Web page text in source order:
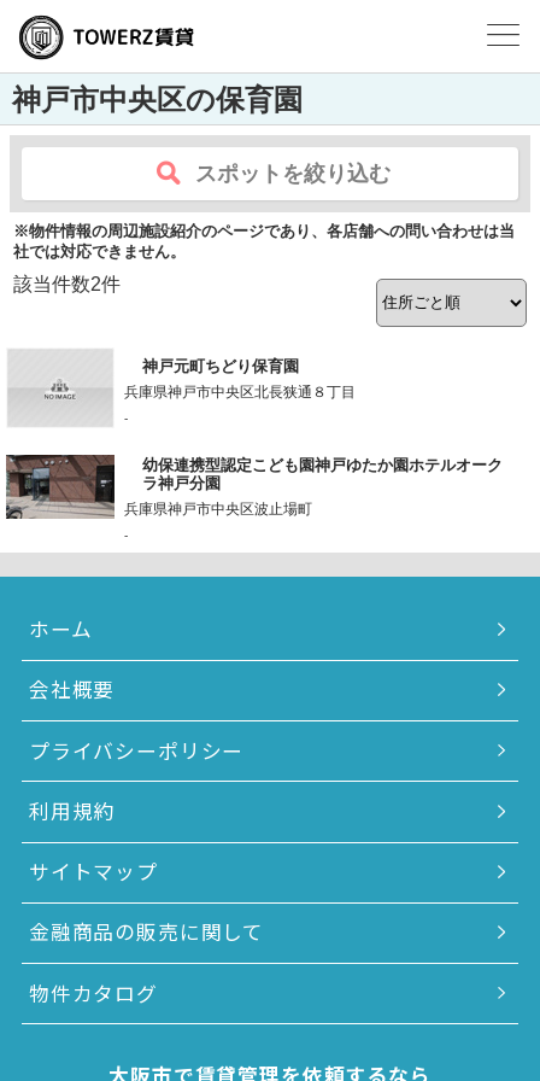
神戸市中央区の保育園
スポットを絞り込む
※物件情報の周辺施設紹介のページであり、各店舗への問い合わせは当
社では対応できません。
該当件数2件
神戸元町ちどり保育園
兵庫県神戸市中央区北長狭通８丁目
-
幼保連携型認定こども園神戸ゆたか園ホテルオーク
ラ神戸分園
兵庫県神戸市中央区波止場町
-
ホーム
会社概要
プライバシーポリシー
利用規約
サイトマップ
金融商品の販売に関して
物件カタログ
大阪市で賃貸管理を依頼するなら